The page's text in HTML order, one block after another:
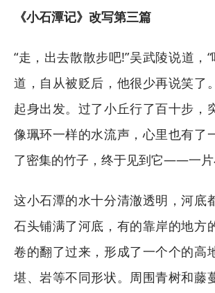
《小石潭记》改写第三篇
“走，出去散散步吧!”吴武陵说道，
道，自从被贬后，他很少再说笑了
起身出发。过了小丘行了百十步，
像珮环一样的水流声，心里也有了
了密集的竹子，终于见到它——一片
这小石潭的水十分清澈透明，河底
石头铺满了河底，有的靠岸的地方
卷的翻了过来，形成了一个个的高
堪、岩等不同形状。周围青树和藤